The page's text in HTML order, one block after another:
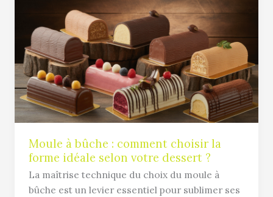
Moule à bûche : comment choisir la
forme idéale selon votre dessert ?
La maîtrise technique du choix du moule à
bûche est un levier essentiel pour sublimer ses
:
comment
choisir
la
forme
idéale
votre
dessert
?